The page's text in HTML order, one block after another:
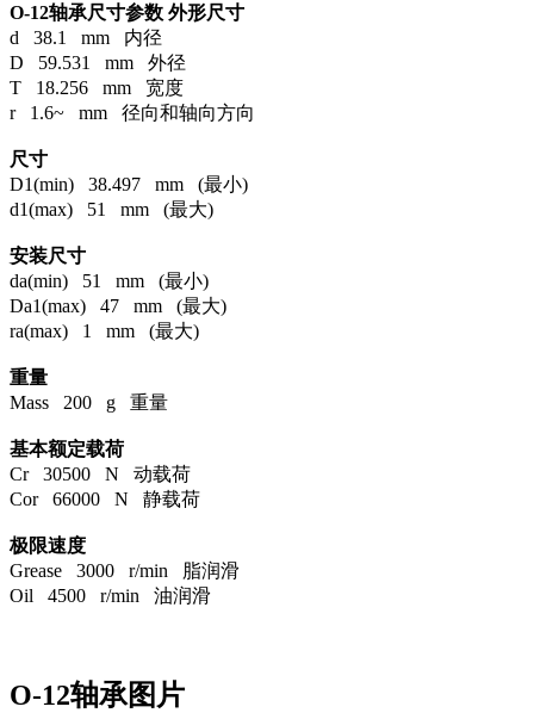
O-12轴承尺寸参数 外形尺寸
d 38.1 mm 内径
D 59.531 mm 外径
T 18.256 mm 宽度
r 1.6~ mm 径向和轴向方向
尺寸
D1(min) 38.497 mm (最小)
d1(max) 51 mm (最大)
安装尺寸
da(min) 51 mm (最小)
Da1(max) 47 mm (最大)
ra(max) 1 mm (最大)
重量
Mass 200 g 重量
基本额定载荷
Cr 30500 N 动载荷
Cor 66000 N 静载荷
极限速度
Grease 3000 r/min 脂润滑
Oil 4500 r/min 油润滑
O-12轴承图片